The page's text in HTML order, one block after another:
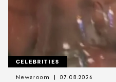
CELEBRITIES
Newsroom 07.08.2026